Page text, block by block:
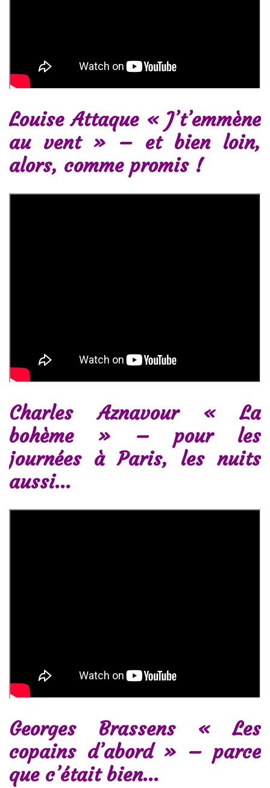
Louise Attaque « J’t’emmène
au vent » – et bien loin,
alors, comme promis !
Charles Aznavour « La
bohème » – pour les
journées à Paris, les nuits
aussi…
Georges Brassens « Les
copains d’abord » – parce
que c’était bien…